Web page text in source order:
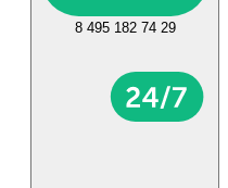
8 495 182 74 29